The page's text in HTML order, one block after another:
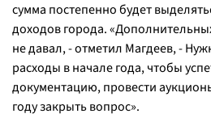
сумма постепенно будет
доходов города.
не давал, - отметил Магдеев, -
расходы в начале года, чтобы
документацию, провести
году закрыть вопрос».